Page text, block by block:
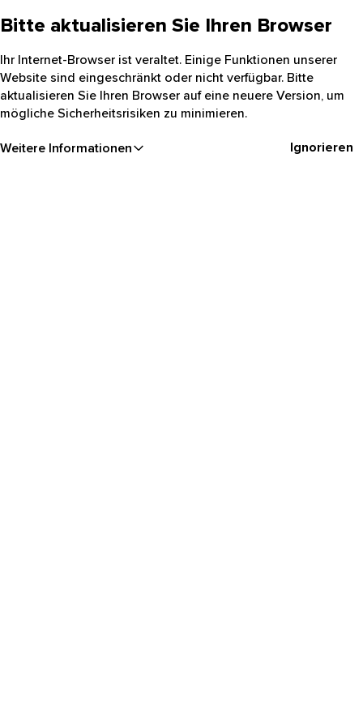
Bitte aktualisieren Sie Ihren Browser
Ihr Internet-Browser ist veraltet. Einige Funktionen unserer
Website sind eingeschränkt oder nicht verfügbar. Bitte
aktualisieren Sie Ihren Browser auf eine neuere Version, um
mögliche Sicherheitsrisiken zu minimieren.
Weitere Informationen Ignorieren